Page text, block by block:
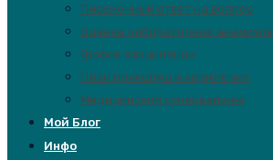
Письменный ответ на вопрос
Оценка лабораторных анализов
График вакцинации
План прикорма и кормления
Медицинский супервайзинг
Мой Блог
Инфо